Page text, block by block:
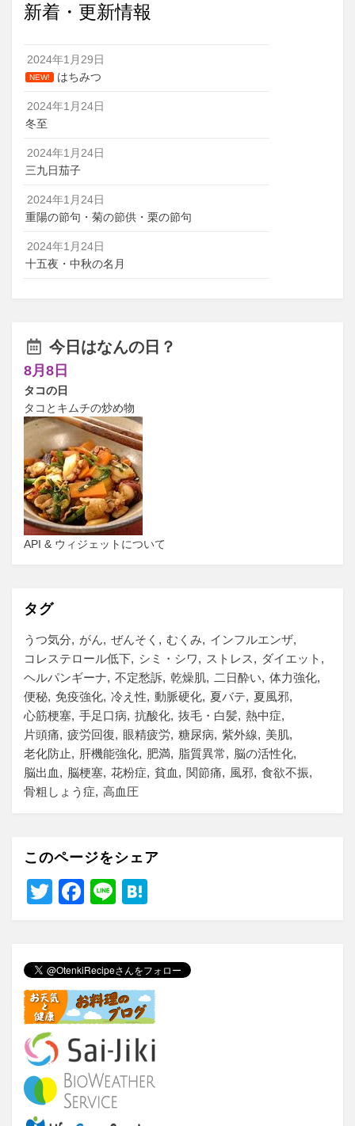
新着・更新情報
2024年1月29日
NEW! はちみつ
2024年1月24日
冬至
2024年1月24日
三九日茄子
2024年1月24日
重陽の節句・菊の節供・栗の節句
2024年1月24日
十五夜・中秋の名月
今日はなんの日？
8月8日
タコの日
タコとキムチの炒め物
API & ウィジェットについて
タグ
うつ気分 がん ぜんそく むくみ
インフルエンザ
コレステロール低下
シミ・シワ ストレス
ダイエット
ヘルパンギーナ
不定愁訴 乾燥肌 二日酔い
体力強化
便秘 免疫強化 冷え性 動脈硬化 夏バテ
夏風邪
心筋梗塞 手足口病 抗酸化 抜毛・白髪 熱中症
片頭痛
疲労回復 眼精疲労 糖尿病 紫外線
美肌
老化防止
肝機能強化 肥満 脂質異常
脳の活性化
脳出血
脳梗塞 花粉症 貧血 関節痛 風邪 食欲不振
骨粗しょう症
高血圧
このページをシェア
T
er
F
e
b
o
o
k
Li
n
a